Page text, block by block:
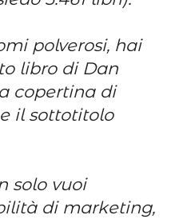
polverosi, hai
libro di Dan
copertina di
il sottotitolo
solo vuoi
di marketing,